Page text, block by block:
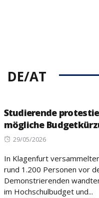
DE/AT
Studierende
mögliche
Posted
29/05/2026
In Klagenfurt
rund 1.200 Personen vor
Demonstrierenden
im Hochschulbudget und...